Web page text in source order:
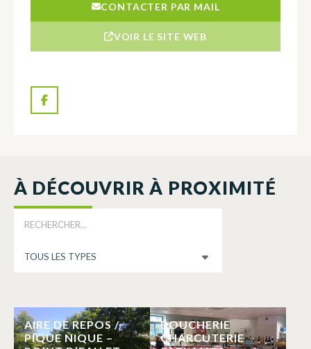
CONTACTER PAR MAIL
VOIR LE SITE WEB
À DÉCOUVRIR À PROXIMITÉ
AIRE DE REPOS /
PIQUE NIQUE –
BOUCHERIE
CHARCUTERIE